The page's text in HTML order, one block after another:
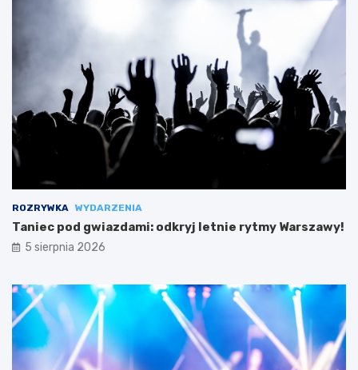
ROZRYWKA WYDARZENIA
Taniec pod gwiazdami: odkryj letnie rytmy Warszawy!
5 sierpnia 2026